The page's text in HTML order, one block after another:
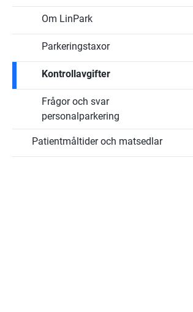
för
Om LinPark
Parkeringstaxor
Kontrollavgifter
Frågor och svar
personalparkering
Patientmåltider och matsedlar